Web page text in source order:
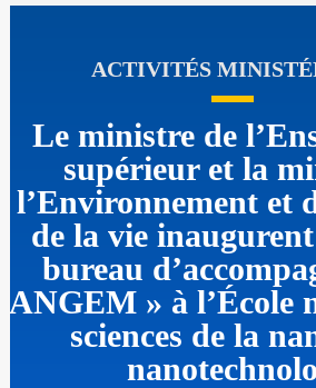
ACTIVITÉS
Le ministre de
supérieur et la
l’Environnement et
de la vie
bureau
ANGEM » à l’École
sciences de la